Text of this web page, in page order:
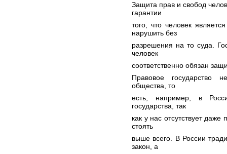
Защита прав и свобод
гарантии
того, что человек
нарушить без
разрешения на то суда.
человек
соответственно обязан
Правовое государство
общества, то
есть, например, в
государства, так
как у нас отсутствует
стоять
выше всего. В России
закон, а